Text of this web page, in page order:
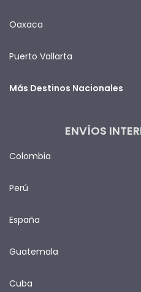
Oaxaca
Puerto Vallarta
Más Destinos Nacionales
ENVÍOS
Colombia
Perú
España
Guatemala
Cuba